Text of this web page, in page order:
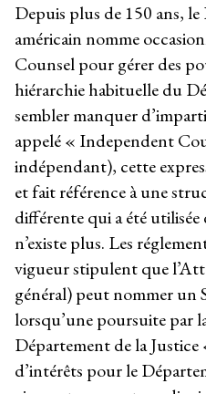
Depuis plus de 150 ans,
américain nomme
Counsel pour gérer des
hiérarchie habituelle du
sembler manquer
appelé « Independent
indépendant), cette
et fait référence à une
différente qui a été utilisée
n’existe plus. Les
vigueur stipulent que
général) peut nommer un
lorsqu’une poursuite par
Département de la
d’intérêts pour le